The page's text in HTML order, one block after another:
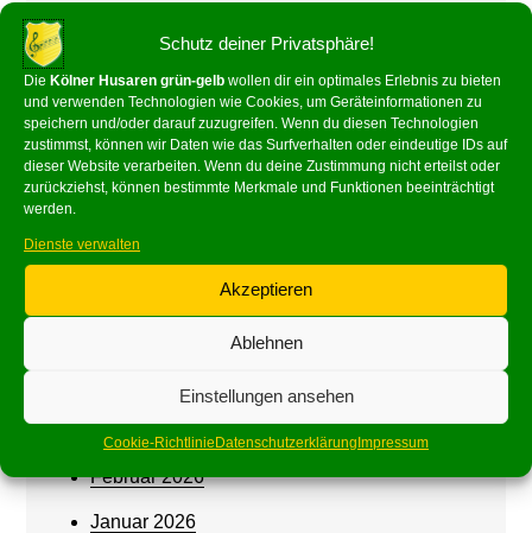
Schutz deiner Privatsphäre!
Die Kölner Husaren grün-gelb wollen dir ein optimales Erlebnis zu bieten
und verwenden Technologien wie Cookies, um Geräteinformationen zu
speichern und/oder darauf zuzugreifen. Wenn du diesen Technologien
zustimmst, können wir Daten wie das Surfverhalten oder eindeutige IDs auf
dieser Website verarbeiten. Wenn du deine Zustimmung nicht erteilst oder
zurückziehst, können bestimmte Merkmale und Funktionen beeinträchtigt
werden.
Dienste verwalten
Akzeptieren
Ablehnen
Einstellungen ansehen
Cookie-RichtlinieDatenschutzerklärungImpressum
Georg Buchholzzu 66 Jahre!
Februar 2026
Januar 2026